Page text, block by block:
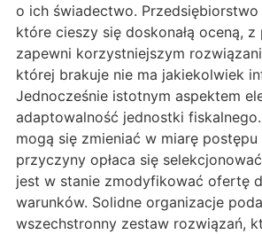
o ich świadectwo.
które cieszy się doskonałą oceną, z
zapewni korzystniejszym
której brakuje nie ma jakiekolwiek
Jednocześnie istotnym aspektem
adaptowalność jednostki
mogą się zmieniać w miarę
przyczyny opłaca się
jest w stanie zmodyfikować ofertę
warunków. Solidne organizacje
wszechstronny zestaw rozwiązań,